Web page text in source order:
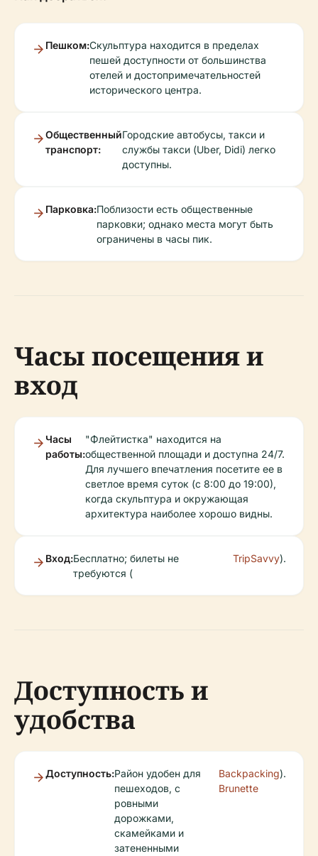
Пешком:Скульптура находится в пределах
пешей доступности от большинства
отелей и достопримечательностей
исторического центра.
Общественный
транспорт:
Городские автобусы, такси и
службы такси (Uber, Didi) легко
доступны.
Парковка:Поблизости есть общественные
парковки; однако места могут быть
ограничены в часы пик.
Часы посещения и
вход
Часы
работы:
"Флейтистка" находится на
общественной площади и доступна 24/7.
Для лучшего впечатления посетите ее в
светлое время суток (с 8:00 до 19:00),
когда скульптура и окружающая
архитектура наиболее хорошо видны.
Вход:Бесплатно; билеты не
требуются (
TripSavvy).
Доступность и
удобства
Доступность:Район удобен для
пешеходов, с
ровными
дорожками,
скамейками и
затененными
Backpacking
Brunette
).